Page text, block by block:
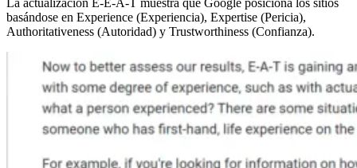
La actualización E-E-A-T muestra que Google posiciona los sitios
basándose en Experience (Experiencia), Expertise (Pericia),
Authoritativeness (Autoridad) y Trustworthiness (Confianza).